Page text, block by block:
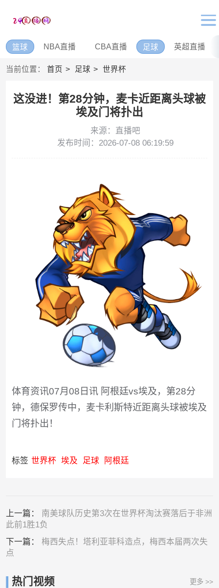
篮球 NBA直播 CBA直播 足球 英超直播
当前位置： 首页 足球 世界杯
这没进！第28分钟，麦卡近距离头球被
埃及门将扑出
来源：直播吧
发布时间：2026-07-08 06:19:59
体育资讯07月08日讯 阿根廷vs埃及，第28分
钟，德保罗传中，麦卡利斯特近距离头球被埃及
门将扑出！
标签 世界杯 埃及 足球 阿根廷
上一篇： 南美球队历史第3次在世界杯淘汰赛落后于非洲
此前1胜1负
下一篇： 梅西失点！塔利亚菲科造点，梅西本届两次失
点
热门视频 更多 >>